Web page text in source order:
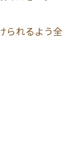
られるよう全